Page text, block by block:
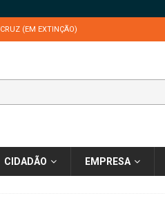
(EM EXTINÇÃO)
CIDADÃO EMPRESA